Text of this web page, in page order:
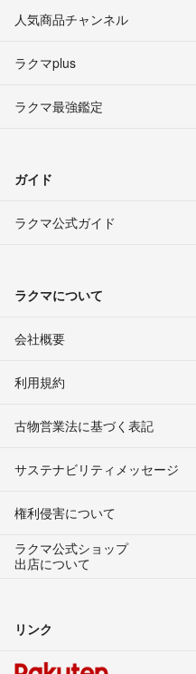
人気商品チャンネル
ラクマplus
ラクマ最強鑑定
ガイド
ラクマ公式ガイド
ラクマについて
会社概要
利用規約
古物営業法に基づく表記
サステナビリティメッセージ
権利侵害について
ラクマ公式ショップ
出店について
リンク